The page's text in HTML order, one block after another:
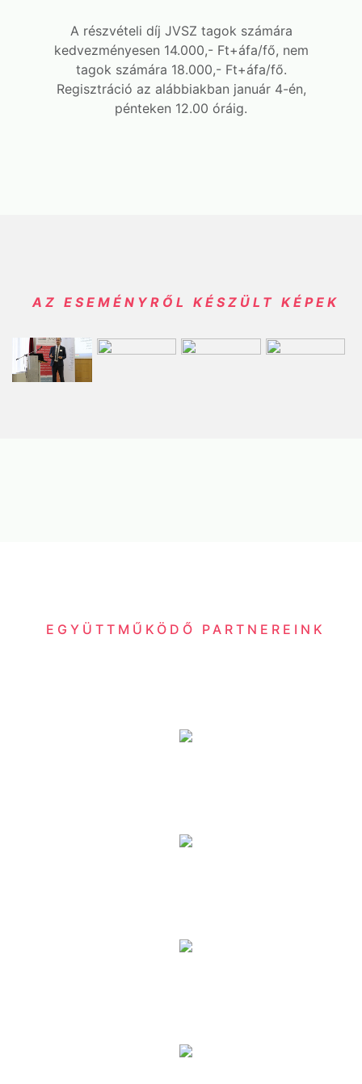
A részvételi díj JVSZ tagok számára
kedvezményesen 14.000,- Ft+áfa/fő, nem
tagok számára 18.000,- Ft+áfa/fő.
Regisztráció az alábbiakban január 4-én,
pénteken 12.00 óráig.
AZ ESEMÉNYRŐL KÉSZÜLT KÉPEK
EGYÜTTMŰKÖDŐ PARTNEREINK